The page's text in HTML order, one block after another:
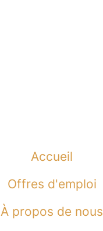
Accueil
Offres d'emploi
À propos de nous